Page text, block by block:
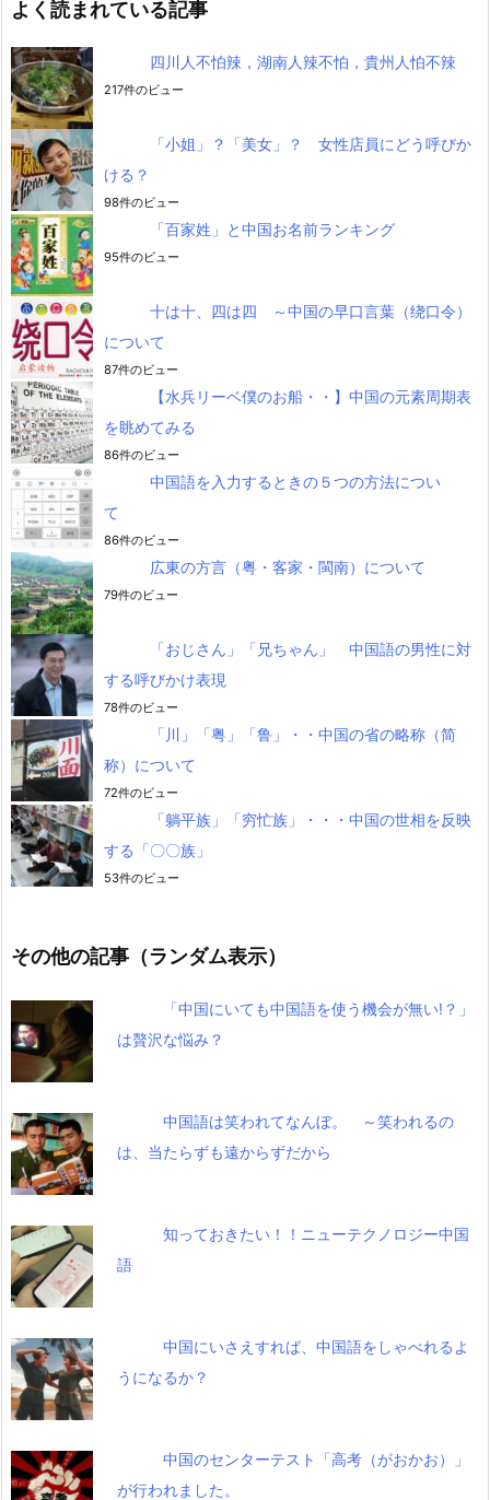
よく読まれている記事
四川人不怕辣，湖南人辣不怕，貴州人怕不辣
217件のビュー
「小姐」？「美女」？ 女性店員にどう呼びか
ける？
98件のビュー
「百家姓」と中国お名前ランキング
95件のビュー
十は十、四は四 ～中国の早口言葉（绕口令）
について
87件のビュー
【水兵リーベ僕のお船・・】中国の元素周期表
を眺めてみる
86件のビュー
中国語を入力するときの５つの方法につい
て
86件のビュー
広東の方言（粤・客家・閩南）について
79件のビュー
「おじさん」「兄ちゃん」 中国語の男性に対
する呼びかけ表現
78件のビュー
「川」「粤」「鲁」・・中国の省の略称（简
称）について
72件のビュー
「躺平族」「穷忙族」・・・中国の世相を反映
する「〇〇族」
53件のビュー
その他の記事（ランダム表示）
「中国にいても中国語を使う機会が無い!？」
は贅沢な悩み？
中国語は笑われてなんぼ。 ～笑われるの
は、当たらずも遠からずだから
知っておきたい！！ニューテクノロジー中国
語
中国にいさえすれば、中国語をしゃべれるよ
うになるか？
中国のセンターテスト「高考（がおかお）」
が行われました。